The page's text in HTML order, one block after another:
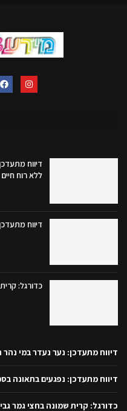
דיווח
ללא רוח חיים
דיווח
כדורגל:
דיווח מתעדכן: נער נעדר במי
דיווח מתעדכן: נפגעים בתאונה
כדורגל: קרית שמונה בחצי גמר